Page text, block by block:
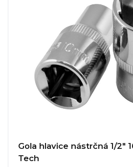
Gola hlavice nástrčná 1/2"
Tech